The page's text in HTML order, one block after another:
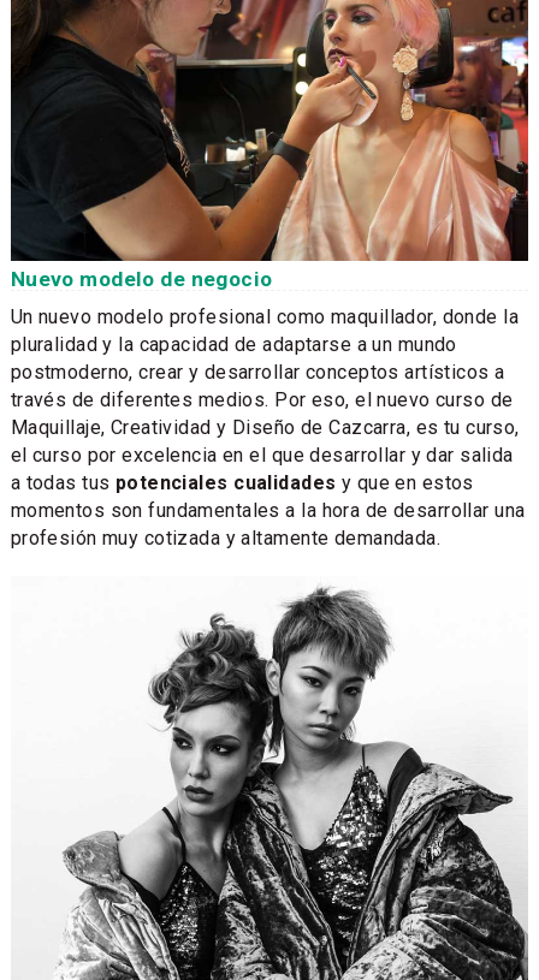
Nuevo modelo de negocio
Un nuevo modelo profesional como maquillador, donde la
pluralidad y la capacidad de adaptarse a un mundo
postmoderno, crear y desarrollar conceptos artísticos a
través de diferentes medios. Por eso, el nuevo curso de
Maquillaje, Creatividad y Diseño de Cazcarra, es tu curso,
el curso por excelencia en el que desarrollar y dar salida
a todas tus potenciales cualidades y que en estos
momentos son fundamentales a la hora de desarrollar una
profesión muy cotizada y altamente demandada.